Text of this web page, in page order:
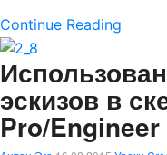
Continue Reading
эскизов в
Pro/Engineer